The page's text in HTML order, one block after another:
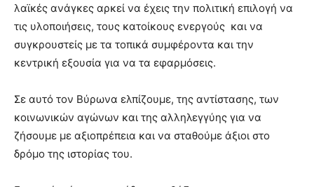
λαϊκές ανάγκες αρκεί να έχεις την πολιτική επιλογή να
τις υλοποιήσεις, τους κατοίκους ενεργούς και να
συγκρουστείς με τα τοπικά συμφέροντα και την
κεντρική εξουσία για να τα εφαρμόσεις.
Σε αυτό τον Βύρωνα ελπίζουμε, της αντίστασης, των
κοινωνικών αγώνων και της αλληλεγγύης για να
ζήσουμε με αξιοπρέπεια και να σταθούμε άξιοι στο
δρόμο της ιστορίας του.